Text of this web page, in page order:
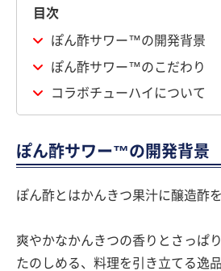
目次
ぽん酢サワー™の開発背景
ぽん酢サワー™のこだわり
コラボチューハイについて
ぽん酢サワー™の開発背景
ぽん酢とはかんきつ果汁に醸造酢
爽やかなかんきつの香りとさっぱ
たのしめる、料理を引き立てる逸